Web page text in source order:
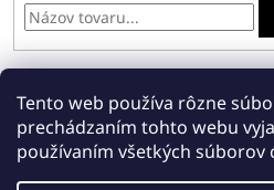
Tento web používa rôzne
prechádzaním tohto webu
používaním všetkých súborov
Online: registrácia na